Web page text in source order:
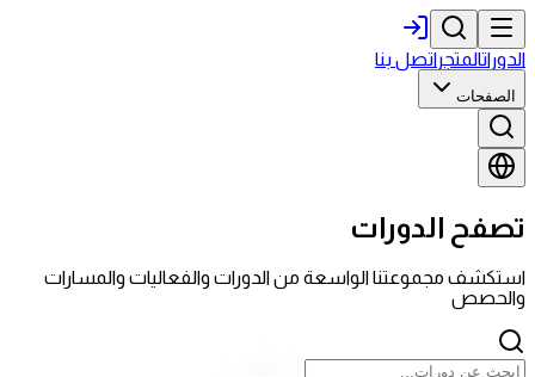
الدوراتالمتجراتصل بنا
الصفحات
تصفح الدورات
استكشف مجموعتنا الواسعة من الدورات والفعاليات والمسارات
والحصص